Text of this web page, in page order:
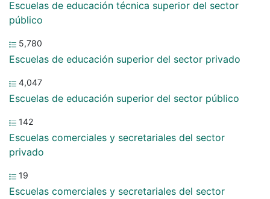
Escuelas de educación técnica superior del sector
público
5,780
Escuelas de educación superior del sector privado
4,047
Escuelas de educación superior del sector público
142
Escuelas comerciales y secretariales del sector
privado
19
Escuelas comerciales y secretariales del sector